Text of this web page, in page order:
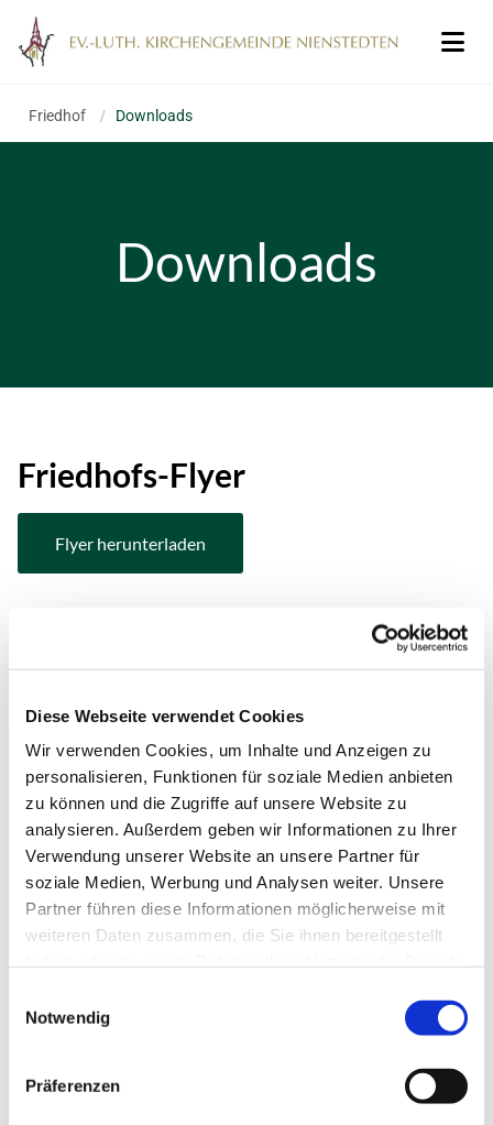
Diese Webseite verwendet Cookies
Wir verwenden Cookies, um Inhalte und Anzeigen zu
personalisieren, Funktionen für soziale Medien anbieten
zu können und die Zugriffe auf unsere Website zu
analysieren. Außerdem geben wir Informationen zu Ihrer
Verwendung unserer Website an unsere Partner für
soziale Medien, Werbung und Analysen weiter. Unsere
Partner führen diese Informationen möglicherweise mit
weiteren Daten zusammen, die Sie ihnen bereitgestellt
Notwendig
Präferenzen
Friedhof / Downloads
Downloads
Friedhofs-Flyer
Flyer herunterladen
Satzung herunterladen
Gestaltungsvorschriften
Gestaltungsvorschriften herunterladen
Gebührensatzung